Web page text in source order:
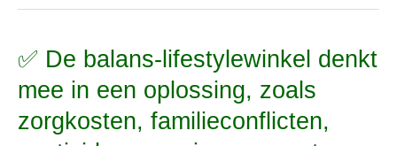
✅ De balans-lifestylewinkel denkt
mee in een oplossing, zoals
zorgkosten, familieconflicten,
✅
balans-
lifestylewinkel